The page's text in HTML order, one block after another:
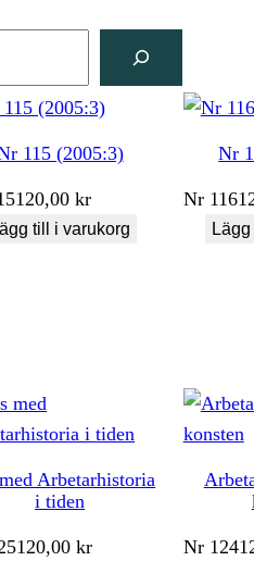
115 (2005:3)
120,00kr
till i varukorg
Nr
Nr 116
Arbetarhistoria
i tiden
120,00kr Nr 124